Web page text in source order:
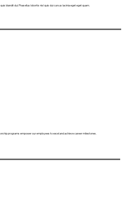
blandit dui. Phasellus lobortis nisl quis dui cursus lacinia eget eget quam.
programs empower our employees to excel and achieve career milestones.